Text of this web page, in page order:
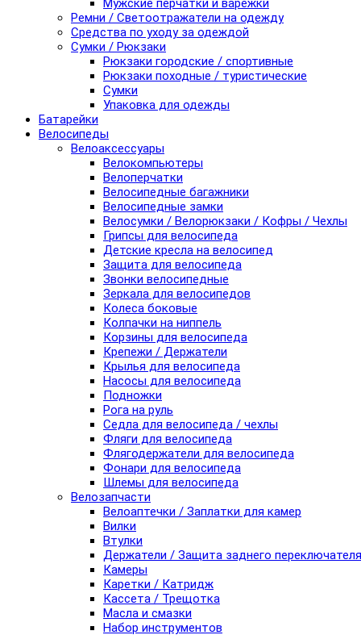
Мужские перчатки и варежки
Ремни / Светоотражатели на одежду
Средства по уходу за одеждой
Сумки / Рюкзаки
Рюкзаки городские / спортивные
Рюкзаки походные / туристические
Сумки
Упаковка для одежды
Батарейки
Велосипеды
Велоаксессуары
Велокомпьютеры
Велоперчатки
Велосипедные багажники
Велосипедные замки
Велосумки / Велорюкзаки / Кофры / Чехлы
Грипсы для велосипеда
Детские кресла на велосипед
Защита для велосипеда
Звонки велосипедные
Зеркала для велосипедов
Колеса боковые
Колпачки на ниппель
Корзины для велосипеда
Крепежи / Держатели
Крылья для велосипеда
Насосы для велосипеда
Подножки
Рога на руль
Седла для велосипеда / чехлы
Фляги для велосипеда
Флягодержатели для велосипеда
Фонари для велосипеда
Шлемы для велосипеда
Велозапчасти
Велоаптечки / Заплатки для камер
Вилки
Втулки
Держатели / Защита заднего переключателя
Камеры
Каретки / Катридж
Кассета / Трещотка
Масла и смазки
Набор инструментов